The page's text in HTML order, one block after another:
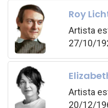
Roy
Artista
27/10/
Artista
20/12/